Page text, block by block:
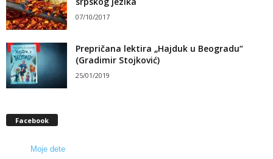
07/10/2017
Prepričana lektira „Hajduk u Beogradu“
(Gradimir Stojković)
25/01/2019
Facebook
Moje dete